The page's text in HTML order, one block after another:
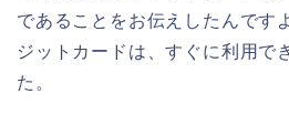
であることをお伝えしたんです
ジットカードは、すぐに利用で
た。